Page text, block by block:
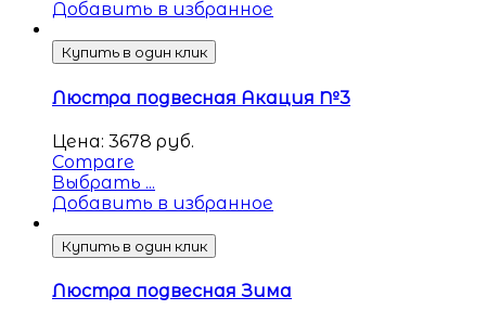
Добавить в избранное
Купить в один клик
Люстра подвесная Акация №3
Цена: 3678 руб.
Compare
Выбрать ...
Добавить в избранное
Купить в один клик
Люстра подвесная Зима